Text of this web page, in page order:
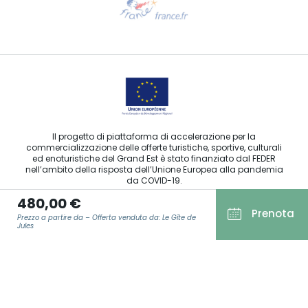
480,00 €
Prezzo a partire da – Offerta venduta da: Le Gîte de
Jules
Prenota
Contattaci per e-mail
Il progetto di piattaforma di accelerazione per la
commercializzazione delle offerte turistiche, sportive, culturali
ed enoturistiche del Grand Est è stato finanziato dal FEDER
nell’ambito della risposta dell’Unione Europea alla pandemia
da COVID-19.